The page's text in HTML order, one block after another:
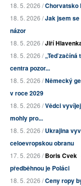
18. 5. 2026 /Chorvatsko
18. 5. 2026 /Jak jsem
názor
18. 5. 2026 /Jiří
18. 5. 2026 /„Teď
centra pozor...
18. 5. 2026 /Německý
v roce 2029
18. 5. 2026 /Vědci
mohly pro...
18. 5. 2026 /Ukrajina
celoevropskou obranu
17. 5. 2026 /Boris Cvek
předběhnou je Poláci
18. 5. 2026 /Ceny ropy